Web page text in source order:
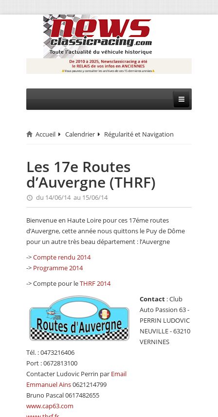
CIRCUIT
MONTAGNE
EVÈNEMENTS
CALENDRIER
FOCUS
VIDEO
ANNUAIRES
PETITES ANNONCES
Accueil Calendrier Régularité et Navigation
Les 17e Routes
d’Auvergne (THRF)
du 14/06/14 au 15/06/14
Bienvenue en Haute Loire pour ces 17éme routes
d’Auvergne, cette année nous quittons le Puy de Dôme
pour un autre très beau département : l’Auvergne
->Compte rendu 2014
-> Programme 2014
-> Compte pour leTHRF 2014
Contact : Club
Auto Passion 63 -
PERRIN LUDOVIC
NEUVILLE - 63210
VERNINES
Tél. : 0473216406
Port : 0672813100
Contacter Ludovic Perrin par Email
Emmanuel Ains0621214799
Bruno Pascal 0617482655
www.cap63.com